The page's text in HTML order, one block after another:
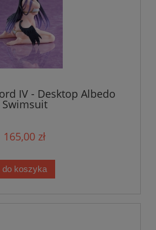
IV - Desktop Albedo
Swimsuit
165,00 zł
do koszyka